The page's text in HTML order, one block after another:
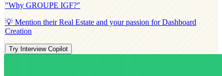
"Why GROUPE IGF?"
💡 Mention their Real Estate and your passion forDashboard
Creation
Try Interview Copilot